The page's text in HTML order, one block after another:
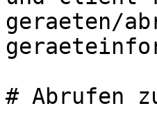
geraeten/
# Abrufen